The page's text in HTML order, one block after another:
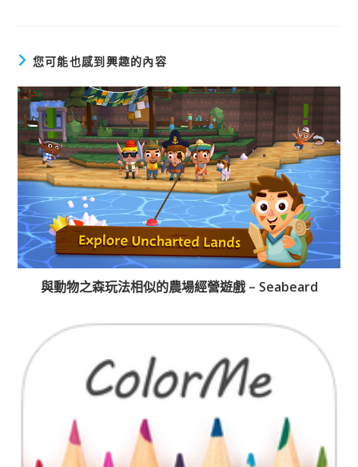
您可能也感到興趣的內容
與動物之森玩法相似的農場經營遊戲 – Seabeard